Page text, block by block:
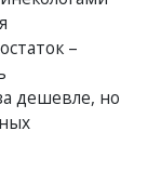
–
дешевле, но